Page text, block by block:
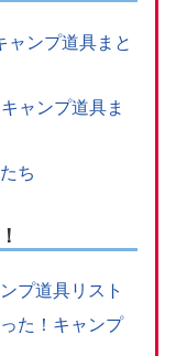
ャンプ道具まと
ャンプ道具ま
ち
プ道具リスト
た！キャンプ